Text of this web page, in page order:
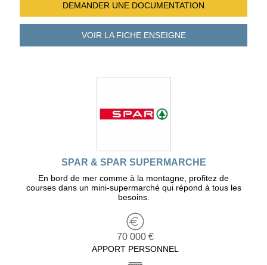
DEMANDER UNE DOCUMENTATION
VOIR LA FICHEENSEIGNE
SPAR & SPAR SUPERMARCHE
En bord de mer comme à la montagne, profitez de
courses dans un mini-supermarché qui répond à tous les
besoins.
70 000 €
APPORT PERSONNEL